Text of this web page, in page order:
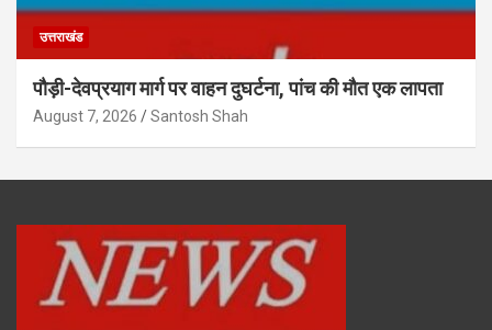
उत्तराखंड
पौड़ी-देवप्रयाग मार्ग पर वाहन दुघर्टना, पांच की मौत एक लापता
August 7, 2026 Santosh Shah